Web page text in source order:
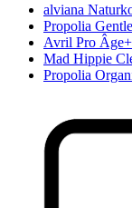
alviana
Propolia
Avril Pro
Mad Hippie
Propolia